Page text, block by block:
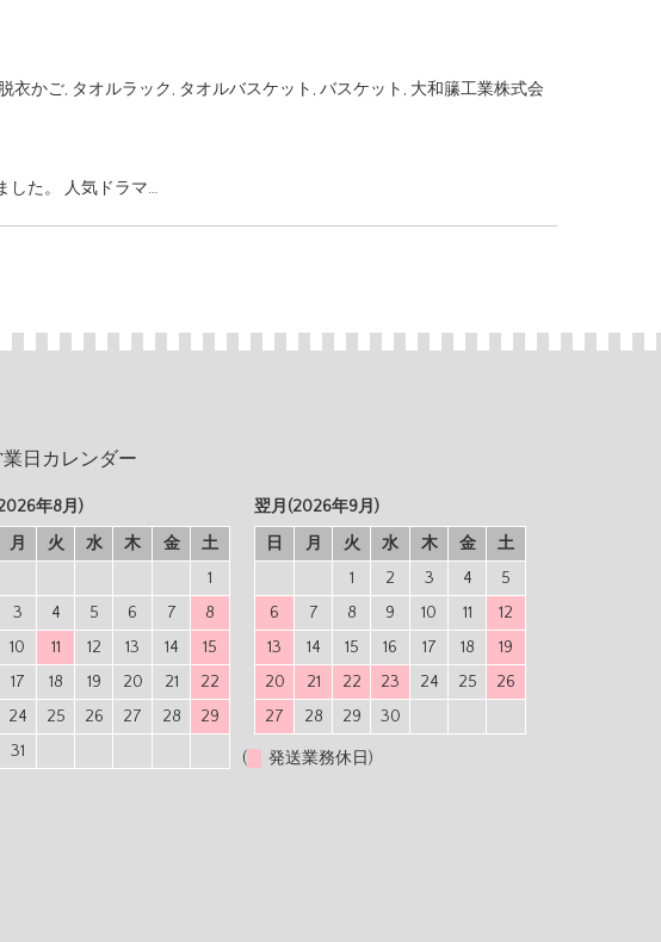
脱衣かご, タオルラック, タオルバスケット , バスケット , 大和籘工業株式会
した。 人気ドラマ…
業日カレンダー
年8月)
月 火 水 木 金
土
1
3 4 5 6 7
8
10 11 12 13 14
15
17 18 19 20 21
22
24 25 26 27 28
29
31
翌月(2026年9月)
日
月 火 水 木 金
土
1
2 3 4
5
6
7 8 9 10 11
12
13
14 15 16 17 18
19
20
21 22 23 24 25
26
27
28 29 30
( 発送業務休日)